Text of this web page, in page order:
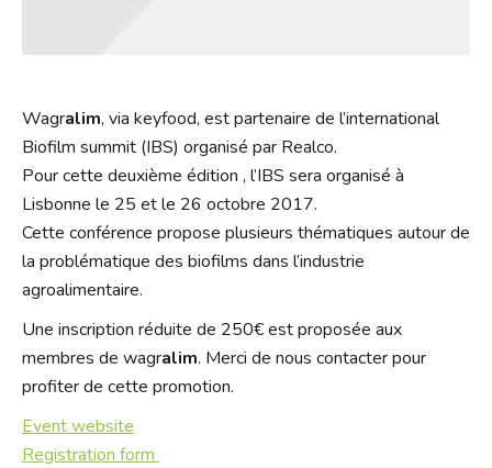
Wagralim, via keyfood, est partenaire de l’international
Biofilm summit (IBS) organisé par Realco.
Pour cette deuxième édition , l’IBS sera organisé à
Lisbonne le 25 et le 26 octobre 2017.
Cette conférence propose plusieurs thématiques autour de
la problématique des biofilms dans l’industrie
agroalimentaire.
Une inscription réduite de 250€ est proposée aux
membres de wagralim. Merci de nous contacter pour
profiter de cette promotion.
Event website
Registration form